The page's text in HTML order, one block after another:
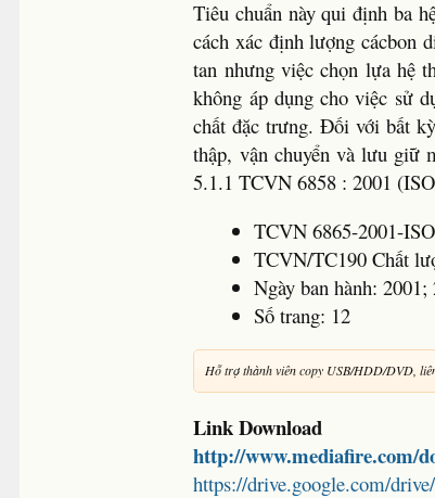
Tiêu chuẩn này qui định ba
cách xác định lượng cácbon
tan nhưng việc chọn lựa hệ
không áp dụng cho việc sử
chất đặc trưng. Đối với bất
thập, vận chuyển và lưu giữ
5.1.1 TCVN 6858 : 2001
TCVN 6865-2001-
TCVN/TC190 Chất
Ngày ban hành:
Số trang: 12
Hỗ trợ thành viên copy USB/HDD/DVD,
Link Download
http://www.mediafire.com/
https://drive.google.com/